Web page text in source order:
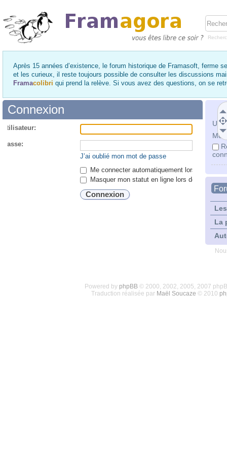
Après 15 années d’existence, le forum historique de Framasoft, ferme
et les curieux, il reste toujours possible de consulter les discussions
Framacolibri qui prend la relève. Si vous avez des questions, on se
Mot
La
Connexion
passe:
J’ai oublié mon mot de passe
Me connecter automatiquement lors de
Masquer mon statut en ligne lors de cette
Powered by phpBB© 2000, 2002, 2005, 2007
Traduction réalisée par Maël Soucaze © 2010